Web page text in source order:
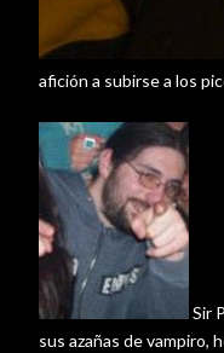
afición a subirse a los
Sir
sus azañas de vampiro,